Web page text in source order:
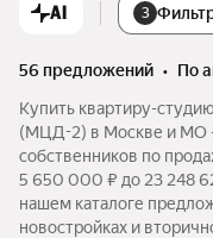
AI 3
56 предложений •
по
Купить квартиру-
(МЦД-2) в Москве и МО
собственников по
5 650 000 ₽ до 23 248
нашем каталоге
новостройках и